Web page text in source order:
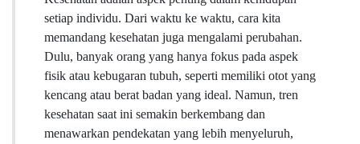
setiap individu. Dari waktu ke waktu, cara kita
memandang kesehatan juga mengalami perubahan.
Dulu, banyak orang yang hanya fokus pada aspek
fisik atau kebugaran tubuh, seperti memiliki otot yang
kencang atau berat badan yang ideal. Namun, tren
kesehatan saat ini semakin berkembang dan
menawarkan pendekatan yang lebih menyeluruh,